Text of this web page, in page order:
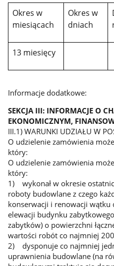
Okres w
miesiącach
Okres w
dniach
13 miesięcy
Informacje dodatkowe:
SEKCJA III: INFORMACJE O
EKONOMICZNYM,
III.1) WARUNKI UDZIAŁU W
O udzielenie zamówienia
który:
O udzielenie zamówienia
który:
1) wykonał w okresie
roboty budowlane z czego
konserwacji i renowacji wątku
elewacji budynku
zabytków) o powierzchni
wartości robót co najmniej 200
2) dysponuje co najmniej
uprawnienia budowlane (na